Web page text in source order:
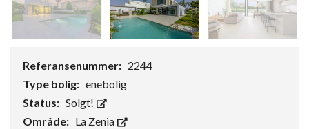
Referansenummer: 2244
Type bolig: enebolig
Status: Solgt!
Område: La Zenia